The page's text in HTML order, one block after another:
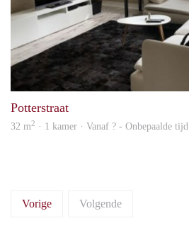
Potterstraat
32 m2 · 1 kamer · Vanaf ? - Onbepaalde tijd
Vorige Volgende